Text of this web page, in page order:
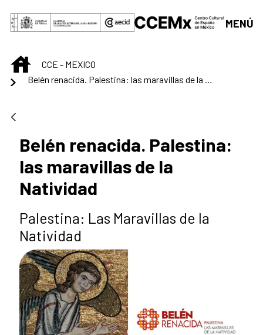
Skip to Main Content
MENÚ
INICIOCCE - MEXICO
Belén renacida. Palestina: las maravillas de la Natividad
Belén renacida. Palestina:
las maravillas de la
Natividad
Palestina: Las Maravillas de la
Natividad